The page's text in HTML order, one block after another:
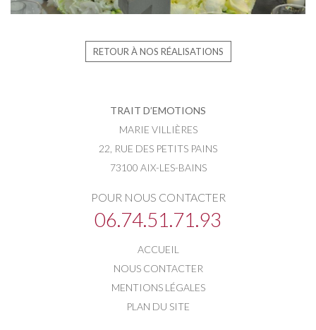
RETOUR À NOS RÉALISATIONS
TRAIT D’EMOTIONS
MARIE VILLIÈRES
22, RUE DES PETITS PAINS
73100 AIX-LES-BAINS
POUR NOUS CONTACTER
06.74.51.71.93
ACCUEIL
NOUS CONTACTER
MENTIONS LÉGALES
PLAN DU SITE